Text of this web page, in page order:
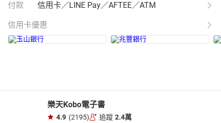
付款 信用卡／LINE Pay／AFTEE／ATM
信用卡優惠
樂天Kobo電子書
4.9 (2195) 追蹤 2.4萬